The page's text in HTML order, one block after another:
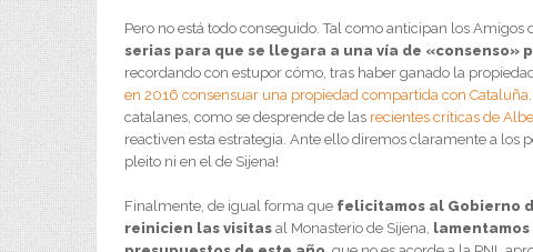
Pero no está todo conseguido. Tal como anticipan los Amigos
serias para que se llegara a una vía de «consenso»
recordando con estupor cómo, tras haber ganado la
en 2016 consensuar una propiedad compartida con Cataluña
catalanes, como se desprende de las recientes críticas de
reactiven esta estrategia. Ante ello diremos claramente a los
pleito ni en el de Sijena!
Finalmente, de igual forma que felicitamos al Gobierno
reinicien las visitas al Monasterio de Sijena, lamentamos